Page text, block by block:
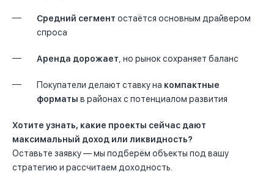
Средний сегмент остаётся основным драйвером
спроса
Аренда дорожает , но рынок сохраняет баланс
Покупатели делают ставку на компактные
форматы в районах с потенциалом развития
Хотите узнать, какие проекты сейчас дают
максимальный доход или ликвидность?
Оставьте заявку — мы подберём объекты под вашу
стратегию и рассчитаем доходность.